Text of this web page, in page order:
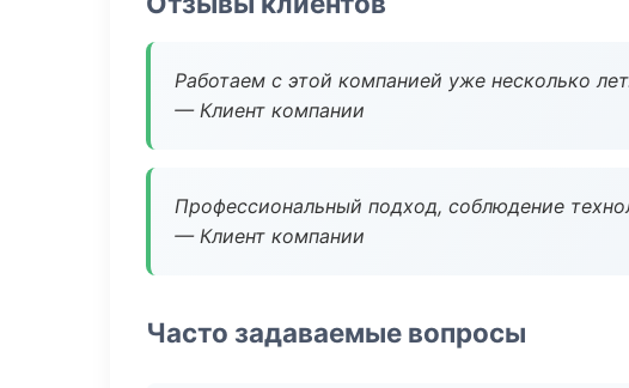
Работаем с этой компанией уже несколько
— Клиент компании
Профессиональный подход, соблюдение
— Клиент компании
Часто задаваемые вопросы